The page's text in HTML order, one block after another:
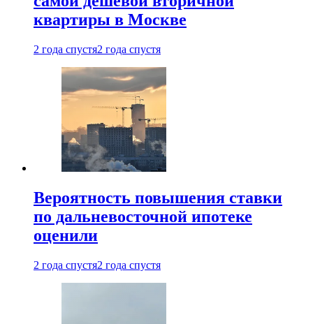
квартиры в Москве
2 года спустя2 года спустя
Вероятность повышения ставки
по дальневосточной ипотеке
оценили
2 года спустя2 года спустя